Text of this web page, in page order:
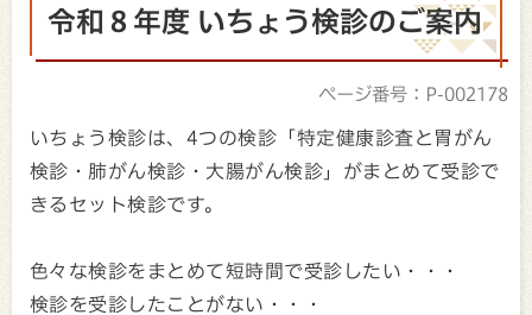
令和８年度 いちょう検診のご案内
ページ番号：P-002178
いちょう検診は、4つの検診「特定健康診査と胃がん
検診・肺がん検診・大腸がん検診」がまとめて受診で
きるセット検診です。
色々な検診をまとめて短時間で受診したい・・・
検診を受診したことがない・・・